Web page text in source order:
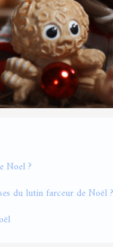
Noel ?
du lutin farceur de Noël ?